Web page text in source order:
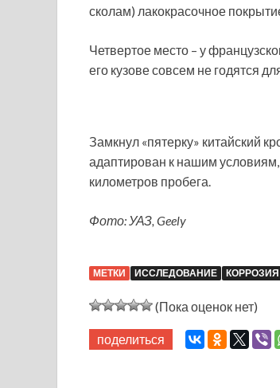
сколам) лакокрасочное
Четвертое место – у
его кузове совсем не годятся
Замкнул «пятерку» китайский
адаптирован к нашим
километров пробега.
Фото: УАЗ, Geely
МЕТКИ ИССЛЕДОВАНИЕ КОРРОЗИЯ
(Пока оценок нет)
поделиться